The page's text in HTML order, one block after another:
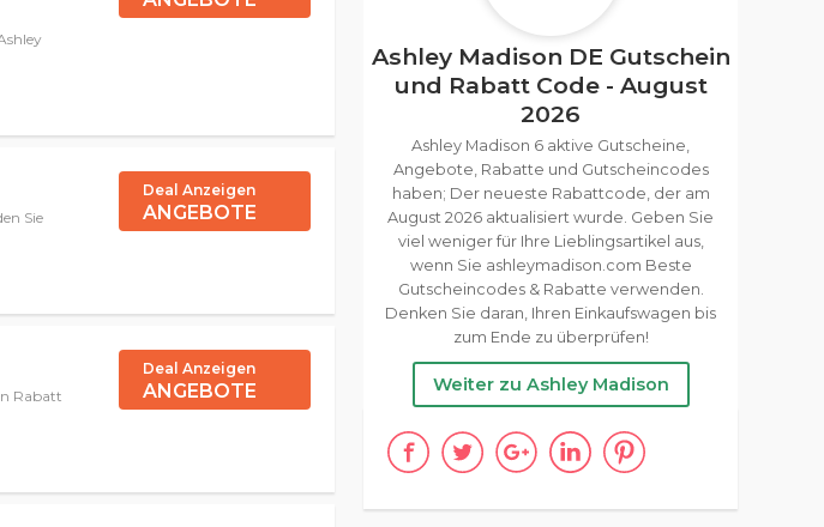
Sie
Deal Anzeigen
ANGEBOTE
Rabatt
Deal Anzeigen
ANGEBOTE
Ashley Madison DE Gutschein
und Rabatt Code - August
2026
Ashley Madison 6 aktive Gutscheine,
Angebote, Rabatte und Gutscheincodes
haben; Der neueste Rabattcode, der am
August 2026 aktualisiert wurde. Geben Sie
viel weniger für Ihre Lieblingsartikel aus,
wenn Sie ashleymadison.com Beste
Gutscheincodes & Rabatte verwenden.
Denken Sie daran, Ihren Einkaufswagen bis
zum Ende zu überprüfen!
Weiter zu Ashley Madison